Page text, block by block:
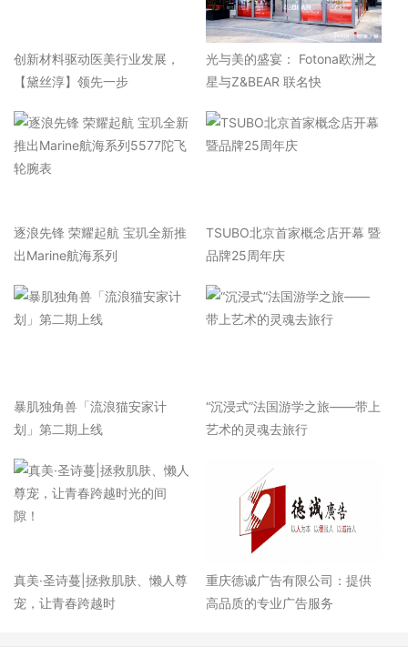
​创新材料驱动医美行业发展，
【黛丝淳】领先一步
光与美的盛宴： Fotona欧洲之
星与Z&BEAR 联名快
逐浪先锋 荣耀起航 宝玑全新推
出Marine航海系列
TSUBO北京首家概念店开幕 暨
品牌25周年庆
暴肌独角兽「流浪猫安家计
划」第二期上线
“沉浸式”法国游学之旅——带上
艺术的灵魂去旅行
真美·圣诗蔓|拯救肌肤、懒人尊
宠，让青春跨越时
重庆德诚广告有限公司：提供
高品质的专业广告服务